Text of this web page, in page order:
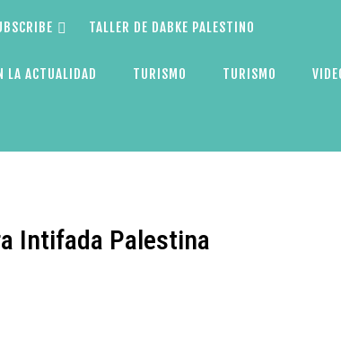
TALLER DE DABKE PALESTINO
LA ACTUALIDAD TURISMO TURISMO
Intifada Palestina